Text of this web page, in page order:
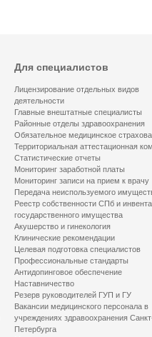
Для специалистов
Лицензирование отдельных видов
деятельности
Главные внештатные специалисты
Районные отделы здравоохранения
Обязательное медицинское
Территориальная аттестационная
Статистические отчеты
Мониторинг заработной платы
Мониторинг записи на прием к врачу
Передача неиспользуемого
Реестр собственности СПб и
государственного имущества
Акушерство и гинекология
Клинические рекомендации
Целевая подготовка специалистов
Профессиональные стандарты
Антидопинговое обеспечение
Наставничество
Резерв руководителей ГУП и ГУ
Вакансии медицинского персонала в
учреждениях здравоохранения
Петербурга